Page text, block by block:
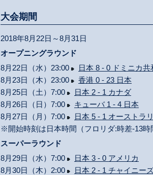
大会期間
2018年8月22日～8月31日
オープニングラウンド
8月22日（水）23:00
日本 8 - 0 ドミニカ共
8月23日（木）23:00
香港 0 - 23 日本
8月25日（土）7:00
日本 2 - 1 カナダ
8月26日（日）7:00
キューバ 1 - 4 日本
8月27日（月）7:00
日本 5 - 1 オーストラ
※開始時刻は日本時間（フロリダ:時差-13時
スーパーラウンド
8月29日（水）7:00
日本 3 - 0 アメリカ
8月30日（木）2:00
日本 2 - 1 チャイニー